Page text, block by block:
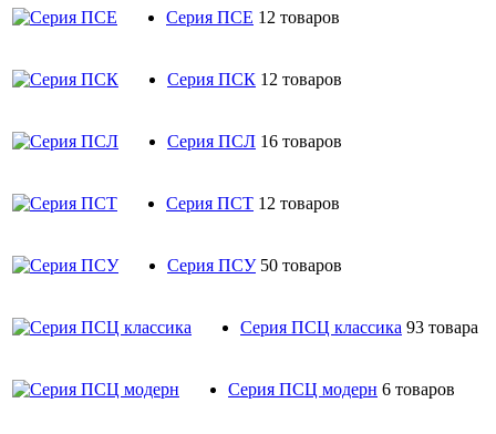
Серия ПСЕ 12 товаров
Серия ПСК 12 товаров
Серия ПСЛ 16 товаров
Серия ПСТ 12 товаров
Серия ПСУ 50 товаров
Серия ПСЦ классика 93 товара
Серия ПСЦ модерн 6 товаров